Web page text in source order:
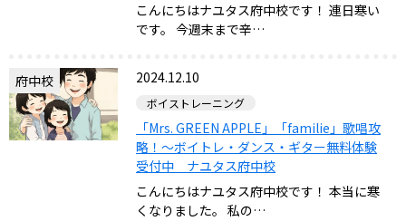
こんにちはナユタス府中校です！ 連日寒い
です。 今週末まで辛…
府中校 2024.12.10
ボイストレーニング
「Mrs. GREEN APPLE」「familie」歌唱攻
略！～ボイトレ・ダンス・ギター無料体験
受付中 ナユタス府中校
こんにちはナユタス府中校です！ 本当に寒
くなりました。 私の…